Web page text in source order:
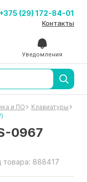
+375 (29) 172-84-01
Контакты
Уведомления
и ПО
Клавиатуры
0967
товара: 888417